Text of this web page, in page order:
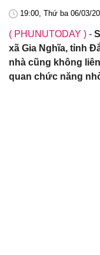
19:00, Thứ ba 06/03/
( PHUNUTODAY ) -
xã Gia Nghĩa, tỉnh
nhà cũng không
quan chức năng